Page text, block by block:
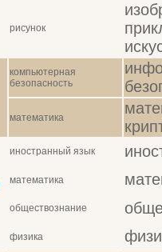
рисунок
компьютерная
безопасность
математика
иностранный язык
математика
обществознание
физика